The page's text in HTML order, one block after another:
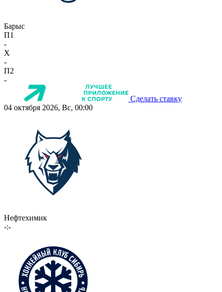
Барыс
П1
-
X
-
П2
-
Сделать ставку
04 октября 2026, Вс, 00:00
Нефтехимик
-:-